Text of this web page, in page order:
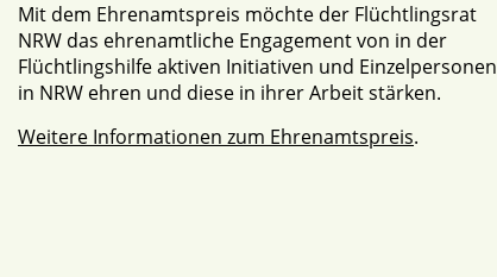
Mit dem Ehrenamtspreis möchte der Flüchtlingsrat
NRW das ehrenamtliche Engagement von in der
Flüchtlingshilfe aktiven Initiativen und Einzelpersonen
in NRW ehren und diese in ihrer Arbeit stärken.
Weitere Informationen zum Ehrenamtspreis.